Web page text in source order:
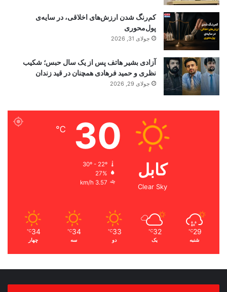
کم‌رنگ شدن ارزش‌های اخلاقی، در سایه‌ی
پول‌محوری
جولای 31, 2026
آزادی بشیر هاتف پس از یک سال حبس؛ شکیب
نظری و حمید فرهادی همچنان در قید زندان
جولای 29, 2026
کابل
Clear Sky
30
℃
30º - 22º
27%
3.57 km/h
29
℃
شنبه
32
℃
یک
33
℃
دو
34
℃
سه
34
℃
چهار